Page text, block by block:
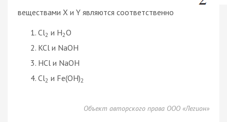
веществами X и Y являются соответственно
Cl2 и H2O
KCl и NaOH
HCl и NaOH
Cl2 и Fe(OH)2
Объект авторского права ООО «Легион»